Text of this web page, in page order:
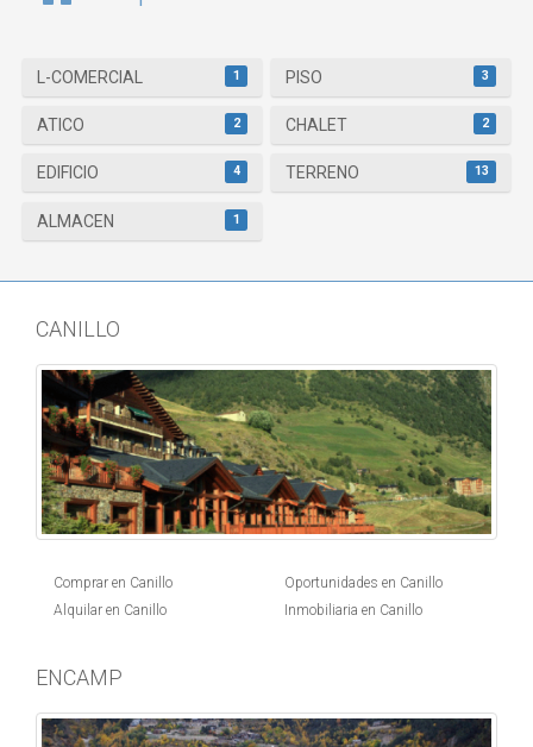
L-COMERCIAL 1 PISO 3
ATICO 2 CHALET 2
EDIFICIO 4 TERRENO 13
ALMACEN 1
CANILLO
Comprar en Canillo
Alquilar en Canillo
Oportunidades en Canillo
Inmobiliaria en Canillo
ENCAMP